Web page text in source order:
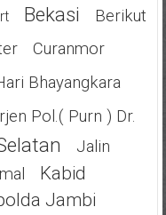
Bekasi
Berikut
Curanmor
Bhayangkara
Pol.( Purn ) Dr.
Jalin
Kabid
Jambi